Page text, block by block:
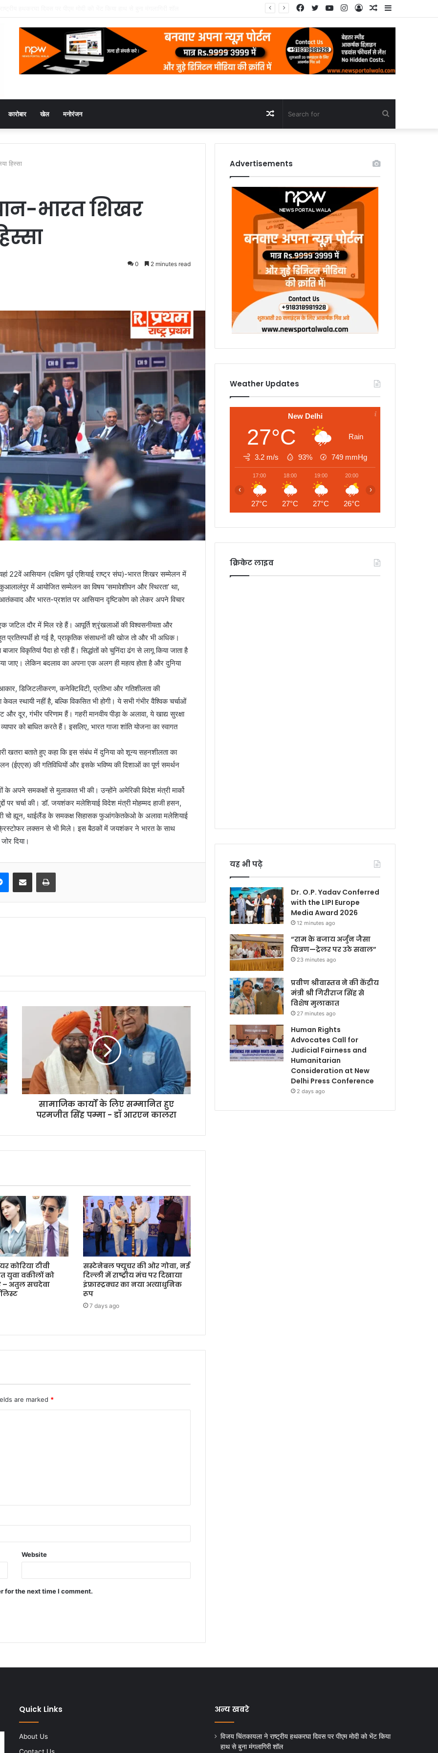
Random
Article
Log
In
Instagram
YouTube
Twitter
Facebook
कारोबार खेल मनोरंजन
for
Random
Article
हिस्सा
भारत शिखर
0 2 minutes read
आसियान (दक्षिण पूर्व एशियाई राष्ट्र संघ)-भारत शिखर सम्मेलन में
में आयोजित सम्मेलन का विषय ‘समावेशीपन और स्थिरता’ था,
और भारत-प्रशांत पर आसियान दृष्टिकोण को लेकर अपने विचार
जटिल दौर में मिल रहे हैं। आपूर्ति श्रृंखलाओं की विश्वसनीयता और
प्रतिस्पर्धी हो गई है, प्राकृतिक संसाधनों की खोज तो और भी अधिक।
विकृतियां पैदा हो रही हैं। सिद्धांतों को चुनिंदा ढंग से लागू किया जाता है
जाए। लेकिन बदलाव का अपना एक अलग ही महत्व होता है और दुनिया
डिजिटलीकरण, कनेक्टिविटी, प्रतिभा और गतिशीलता की
स्थायी नहीं है, बल्कि विकसित भी होगी। ये सभी गंभीर वैश्विक चर्चाओं
दूर, गंभीर परिणाम हैं। गहरी मानवीय पीड़ा के अलावा, ये खाद्य सुरक्षा
को बाधित करते हैं। इसलिए, भारत गाजा शांति योजना का स्वागत
खतरा बताते हुए कहा कि इस संबंध में दुनिया को शून्य सहनशीलता का
(ईएएस) की गतिविधियों और इसके भविष्य की दिशाओं का पूर्ण समर्थन
समकक्षों से मुलाकात भी की। उन्होंने अमेरिकी विदेश मंत्री मार्को
पर चर्चा की। डॉ. जयशंकर मलेशियाई विदेश मंत्री मोहम्मद हाजी हसन,
चो ह्यून, थाईलैंड के समकक्ष सिहासक फुआंगकेतकेओ के अलावा मलेशियाई
लक्सन से भी मिले। इस बैठकों में जयशंकर ने भारत के साथ
दिया।
सामाजिक कार्यों के लिए सम्मानित हुए
परमजीत सिंह पम्मा - डॉ आरएन कालरा
कोरिया टीवी
युवा वकीलों को
– अतुल सचदेवा
सस्टेनेबल फ्यूचर की ओर गोवा, नई
दिल्ली में राष्ट्रीय मंच पर दिखाया
इंफ्रास्ट्रक्चर का नया अत्याधुनिक
रूप
7 days ago
are marked *
Website
for the next time I comment.
Advertisements
Weather Updates
New Delhi
27°C Rain
3.2 m/s 93% 749 mmHg
17:00
27°C
18:00
27°C
19:00
27°C
20:00
26°C
‹ ›
क्रिकेट लाइव
यह भी पढ़े
Dr. O.P. Yadav Conferred
with the LIPI Europe
Media Award 2026
12 minutes ago
“राम के बजाय अर्जुन जैसा
चित्रण—ट्रेलर पर उठे सवाल”
23 minutes ago
प्रवीण श्रीवास्तव ने की केंद्रीय
मंत्री श्री गिरीराज सिंह से
विशेष मुलाकात
27 minutes ago
Human Rights
Advocates Call for
Judicial Fairness and
Humanitarian
Consideration at New
Delhi Press Conference
2 days ago
Quick Links
About Us
अन्य खबरे
विजय चिंतकायला ने राष्ट्रीय हथकरघा दिवस पर पीएम मोदी को भेंट किया
हाथ से बुना मंगलागिरी शॉल